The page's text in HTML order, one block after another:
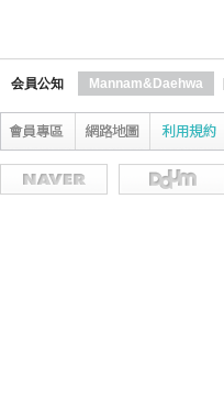
会員公知 Mannam&Daehwa